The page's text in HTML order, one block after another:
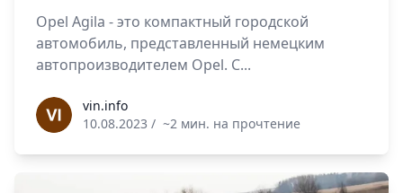
Opel Agila - это компактный городской
автомобиль, представленный немецким
автопроизводителем Opel. С...
vin.infovin.info
10.08.2023 / ~2 мин. на прочтение